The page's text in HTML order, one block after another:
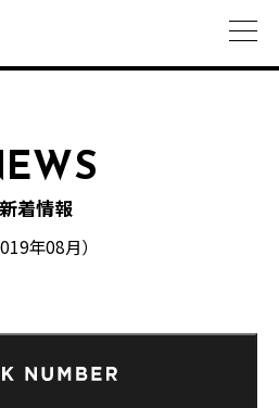
新着情報
年08月）